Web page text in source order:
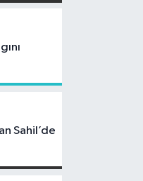
Sahil’de